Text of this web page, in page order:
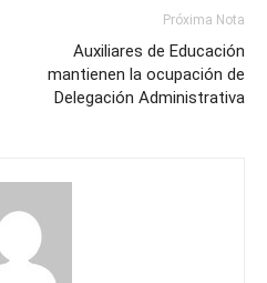
Próxima Nota
Auxiliares de Educación
mantienen la ocupación de
Delegación Administrativa